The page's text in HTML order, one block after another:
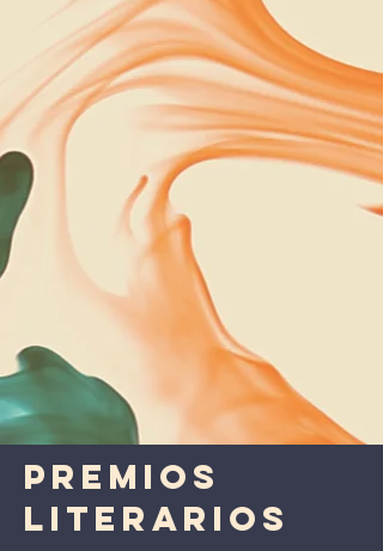
Premios
Literarios